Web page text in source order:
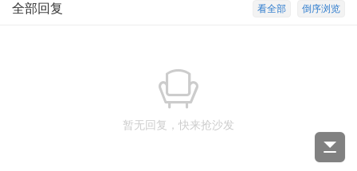
倒序浏览
看全部
全部回复
暂无回复，快来抢沙发